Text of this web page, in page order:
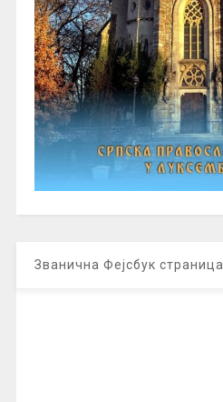
Званична Фејсбук страница